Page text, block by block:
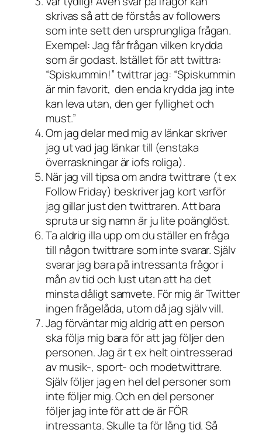
skrivas så att de förstås av followers
som inte sett den ursprungliga frågan.
Exempel: Jag får frågan vilken krydda
som är godast. Istället för att twittra:
“Spiskummin!” twittrar jag: “Spiskummin
är min favorit, den enda krydda jag inte
kan leva utan, den ger fyllighet och
must.”
Om jag delar med mig av länkar skriver
jag ut vad jag länkar till (enstaka
överraskningar är iofs roliga).
När jag vill tipsa om andra twittrare (t ex
Follow Friday) beskriver jag kort varför
jag gillar just den twittraren. Att bara
spruta ur sig namn är ju lite poänglöst.
Ta aldrig illa upp om du ställer en fråga
till någon twittrare som inte svarar. Själv
svarar jag bara på intressanta frågor i
mån av tid och lust utan att ha det
minsta dåligt samvete. För mig är Twitter
ingen frågelåda, utom då jag själv vill.
Jag förväntar mig aldrig att en person
ska följa mig bara för att jag följer den
personen. Jag är t ex helt ointresserad
av musik-, sport- och modetwittrare.
Själv följer jag en hel del personer som
inte följer mig. Och en del personer
följer jag inte för att de är FÖR
intressanta. Skulle ta för lång tid. Så